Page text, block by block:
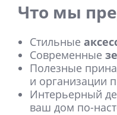
Что мы
Стильные
Современные
Полезные
и организации
Интерьерный
ваш дом по-